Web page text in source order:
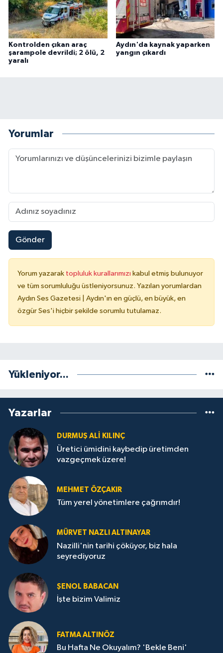
Kontrolden çıkan araç
şarampole devrildi; 2 ölü, 2
yaralı
Aydın'da kaynak yaparken
yangın çıkardı
Yorumlar
Gönder
Yorum yazarak topluluk kurallarımızı kabul etmiş bulunuyor
ve tüm sorumluluğu üstleniyorsunuz. Yazılan yorumlardan
Aydın Ses Gazetesi | Aydın'ın en güçlü, en büyük, en
özgür Ses'i hiçbir şekilde sorumlu tutulamaz.
Yükleniyor...
Yazarlar
DURMUŞ ALI KILINÇ
Üretici ümidini kaybedip üretimden
vazgeçmek üzere!
MEHMET ÖZÇAKIR
Tüm yerel yönetimlere çağrımdır!
MÜRVET NAZLI ALTINAYAR
Nazilli'nin tarihi çöküyor, biz hala
seyrediyoruz
ŞENOL BABACAN
İşte bizim Valimiz
FATMA ALTINÖZ
Bu Hafta Ne Okuyalım? 'Bekle Beni'